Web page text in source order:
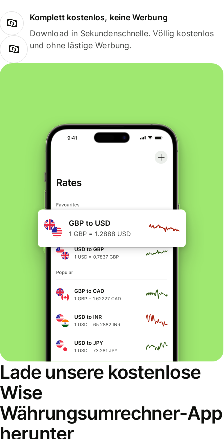
Komplett kostenlos, keine Werbung
Download in Sekundenschnelle. Völlig kostenlos
und ohne lästige Werbung.
Lade unsere kostenlose
Wise
Währungsumrechner-App
herunter